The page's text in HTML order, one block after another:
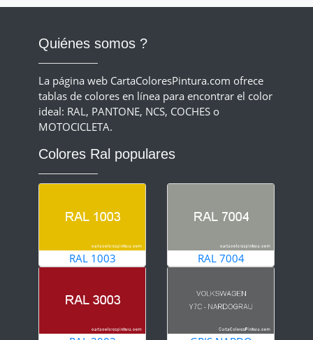
Quiénes somos ?
La página web CartaColoresPintura.com ofrece
tablas de colores en línea para encontrar el color
ideal: RAL, PANTONE, NCS, COCHES o
MOTOCICLETA.
Colores Ral populares
RAL 1003 RAL 7004